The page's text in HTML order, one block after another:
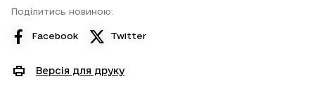
Поділитись новиною:
Facebook Twitter
Версія для друку